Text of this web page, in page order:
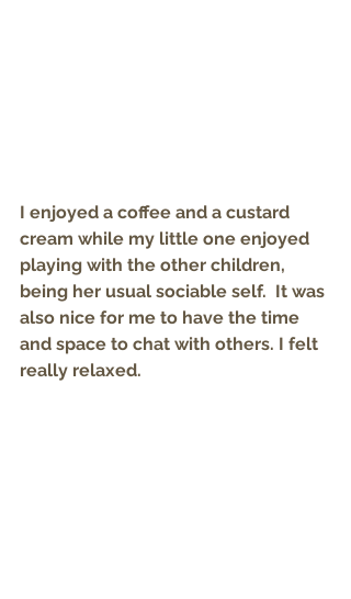
I enjoyed a coffee and a custard
cream while my little one enjoyed
playing with the other children,
being her usual sociable self.  It was
also nice for me to have the time
and space to chat with others. I felt
really relaxed.